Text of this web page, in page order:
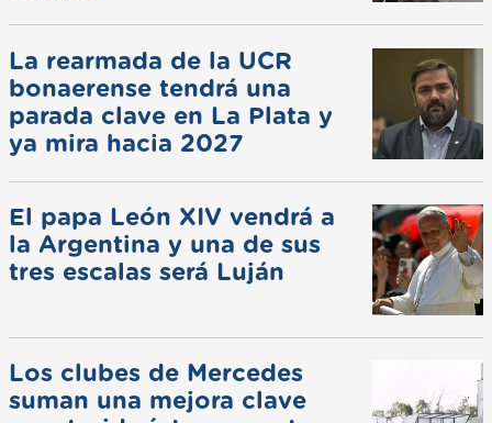
La rearmada de la UCR
bonaerense tendrá una
parada clave en La Plata y
ya mira hacia 2027
El papa León XIV vendrá a
la Argentina y una de sus
tres escalas será Luján
Los clubes de Mercedes
suman una mejora clave